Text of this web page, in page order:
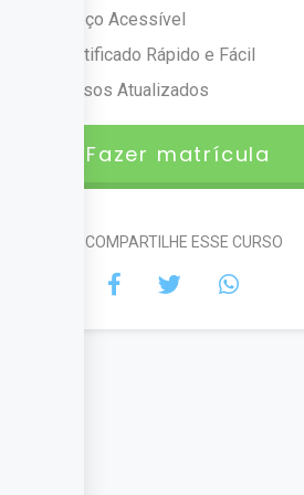
Preço Acessível
Certificado Rápido e Fácil
Cursos Atualizados
Fazer matrícula
#COMPARTILHE ESSE CURSO